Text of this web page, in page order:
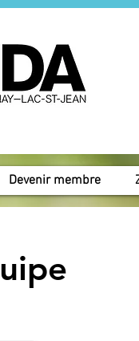
Devenir membre